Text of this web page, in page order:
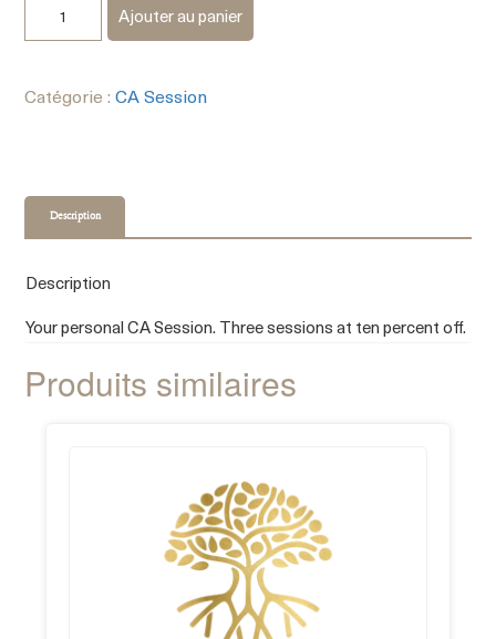
Ajouter au panier
Catégorie :CA Session
Description
Description
Your personal CA Session. Three sessions at ten percent off.
Produits similaires